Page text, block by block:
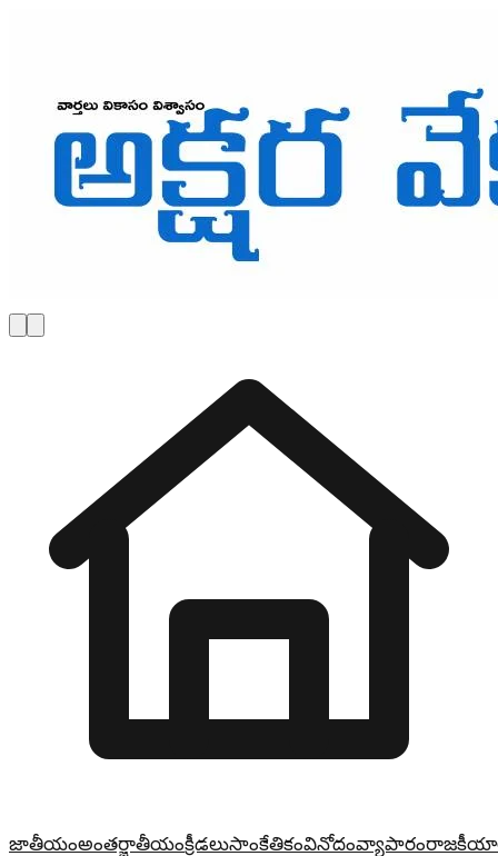
జాతీయంఅంతర్జాతీయంక్రీడలుసాంకేతికంవినోదంవ్యాపారం